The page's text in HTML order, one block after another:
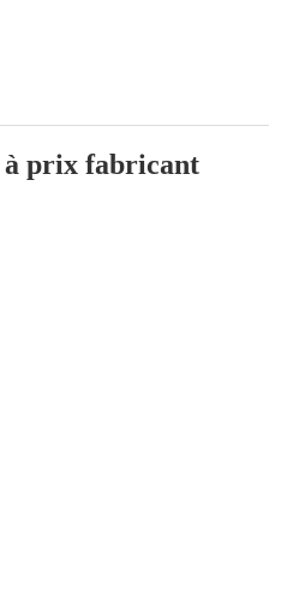
à prix fabricant